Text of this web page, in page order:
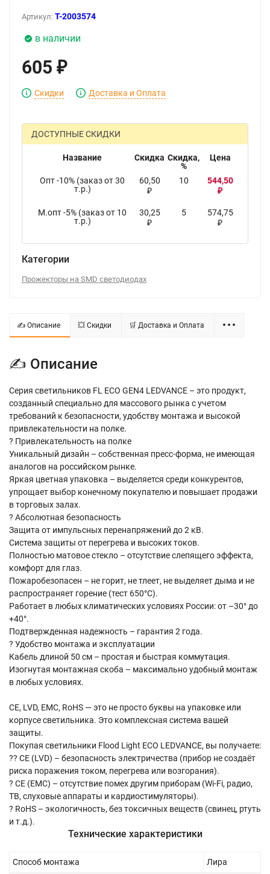
Артикул: T-2003574
в наличии
605 ₽
Скидки Доставка и Оплата
ДОСТУПНЫЕ СКИДКИ
Название Скидка Скидка,
%
Цена
Опт -10% (заказ от 30
т.р.)
60,50
₽
10 544,50
₽
М.опт -5% (заказ от 10
т.р.)
30,25
₽
5 574,75
₽
Категории
Прожекторы на SMD светодиодах
✍ Описание 💥 Скидки 🛒 Доставка и Оплата
✍ Описание
Серия светильников FL ECO GEN4 LEDVANCE – это продукт,
созданный специально для массового рынка с учетом
требований к безопасности, удобству монтажа и высокой
привлекательности на полке.
? Привлекательность на полке
Уникальный дизайн – собственная пресс-форма, не имеющая
аналогов на российском рынке.
Яркая цветная упаковка – выделяется среди конкурентов,
упрощает выбор конечному покупателю и повышает продажи
в торговых залах.
? Абсолютная безопасность
Защита от импульсных перенапряжений до 2 кВ.
Система защиты от перегрева и высоких токов.
Полностью матовое стекло – отсутствие слепящего эффекта,
комфорт для глаз.
Пожаробезопасен – не горит, не тлеет, не выделяет дыма и не
распространяет горение (тест 650°C).
Работает в любых климатических условиях России: от –30° до
+40°.
Подтвержденная надежность – гарантия 2 года.
? Удобство монтажа и эксплуатации
Кабель длиной 50 см – простая и быстрая коммутация.
Изогнутая монтажная скоба – максимально удобный монтаж
в любых условиях.
CE, LVD, EMC, RoHS — это не просто буквы на упаковке или
корпусе светильника. Это комплексная система вашей
защиты.
Покупая светильники Flood Light ECO LEDVANCE, вы получаете:
?? CE (LVD) – безопасность электричества (прибор не создаёт
риска поражения током, перегрева или возгорания).
? CE (EMC) – отсутствие помех другим приборам (Wi-Fi, радио,
ТВ, слуховые аппараты и кардиостимуляторы).
? RoHS – экологичность, без токсичных веществ (свинец, ртуть
и т.д.).
Технические характеристики
Способ монтажа Лира